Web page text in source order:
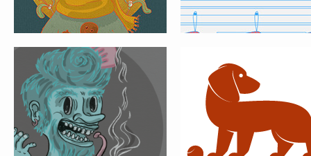
POSTER FAU SOULBOTTLES